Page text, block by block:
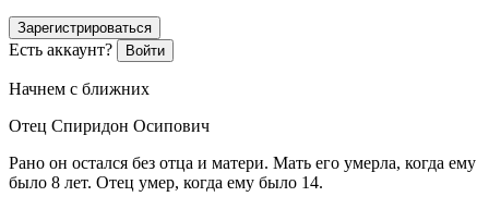
Зарегистрироваться
Есть аккаунт? Войти
Начнем с ближних
Отец Спиридон Осипович
Рано он остался без отца и матери. Мать его умерла, когда ему
было 8 лет. Отец умер, когда ему было 14.